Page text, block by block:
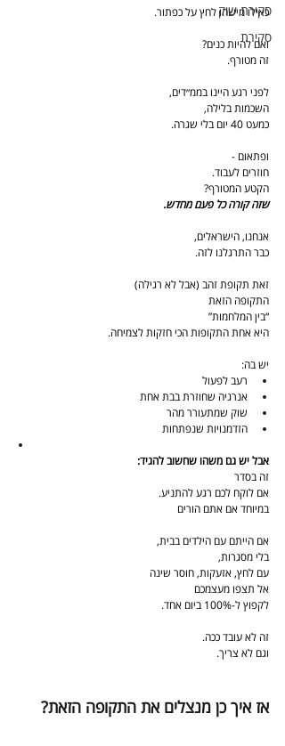
סקירת שוק
סקירת
כאילו מישהו לחץ על כפתור.
ואם להיות כנים?
זה מטורף.
לפני רגע היינו בממ״דים,
השכמות בלילה,
כמעט 40 יום בלי שגרה.
ופתאום -
חוזרים לעבוד.
הקטע המטורף?
שזה קורה כל פעם מחדש.
אנחנו, הישראלים,
כבר התרגלנו לזה.
זאת תקופת זהב (אבל לא רגילה)
התקופה הזאת
“בין המלחמות”
היא אחת התקופות הכי חזקות לצמיחה.
יש בה:
רעב לפעול
אנרגיה שחוזרת בבת אחת
שוק שמתעורר מהר
הזדמנויות שנפתחות
אבל יש גם משהו שחשוב להגיד:
זה בסדר
אם לוקח לכם רגע להתניע.
במיוחד אם אתם הורים
אם הייתם עם הילדים בבית,
בלי מסגרות,
עם לחץ, אזעקות, חוסר שינה
אל תצפו מעצמכם
לקפוץ ל-100% ביום אחד.
זה לא עובד ככה.
וגם לא צריך.
אז איך כן מנצלים את התקופה הזאת?